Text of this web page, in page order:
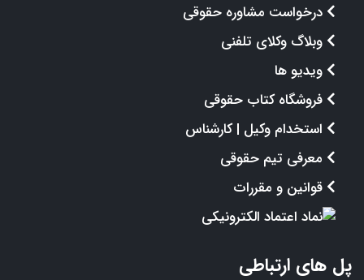
درخواست مشاوره حقوقی
وبلاگ وکلای تلفنی
ویدیو ها
فروشگاه کتاب حقوقی
استخدام وکیل | کارشناس
معرفی تیم حقوقی
قوانین و مقررات
پل های ارتباطی